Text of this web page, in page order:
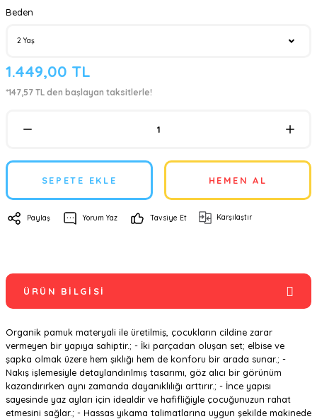
Beden
1.449,00 TL
*147,57 TL den başlayan taksitlerle!
SEPETE EKLE HEMEN AL
Paylaş Yorum Yaz Tavsiye Et Karşılaştır
ÜRÜN BILGISI
Organik pamuk materyali ile üretilmiş, çocukların cildine zarar
vermeyen bir yapıya sahiptir.; - İki parçadan oluşan set; elbise ve
şapka olmak üzere hem şıklığı hem de konforu bir arada sunar.; -
Nakış işlemesiyle detaylandırılmış tasarımı, göz alıcı bir görünüm
kazandırırken aynı zamanda dayanıklılığı arttırır.; - İnce yapısı
sayesinde yaz ayları için idealdir ve hafifliğiyle çocuğunuzun rahat
etmesini sağlar.; - Hassas yıkama talimatlarına uygun şekilde makinede